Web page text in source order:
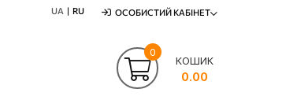
UA RU ОСОБИСТИЙ КАБІНЕТ
КОШИК
0.00
0